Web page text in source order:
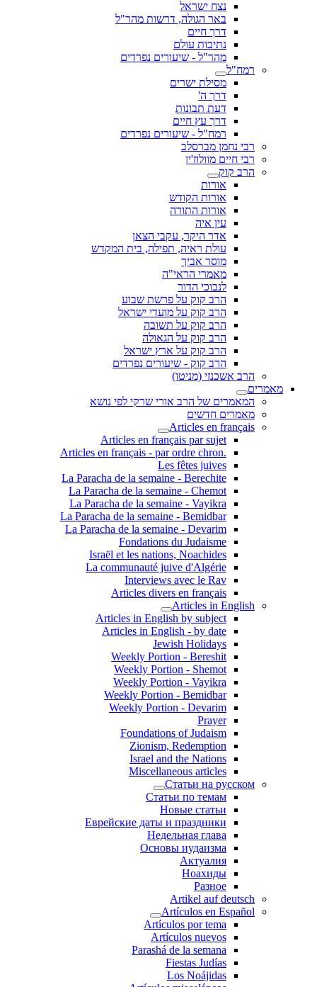
נצח ישראל
באר הגולה, דרשות מהר"ל
דרך חיים
נתיבות עולם
מהר"ל - שיעורים נפרדים
רמח"ל
מסילת ישרים
דרך ה'
דעת תבונות
דרך עץ חיים
רמח"ל - שיעורים נפרדים
רבי נחמן מברסלב
רבי חיים מוולוז'ין
הרב קוק
אורות
אורות הקודש
אורות התורה
עין איה
אדר היקר, עקבי הצאן
עולת ראיה, תפילה, בית המקדש
מוסר אביך
מאמרי הראי"ה
לנבוכי הדור
הרב קוק על פרשת שבוע
הרב קוק על מועדי ישראל
הרב קוק על תשובה
הרב קוק על הגאולה
הרב קוק על ארץ ישראל
הרב קוק - שיעורים נפרדים
הרב אשכנזי (מניטו)
מאמרים
המאמרים של הרב אורי שרקי לפי נושא
מאמרים חדשים
Articles en français
Articles en français par sujet
.Articles en français - par ordre chron
Les fêtes juives
La Paracha de la semaine - Berechite
La Paracha de la semaine - Chemot
La Paracha de la semaine - Vayikra
La Paracha de la semaine - Bemidbar
La Paracha de la semaine - Devarim
Fondations du Judaisme
Israël et les nations, Noachides
La communauté juive d'Algérie
Interviews avec le Rav
Articles divers en français
Articles in English
Articles in English by subject
Articles in English - by date
Jewish Holidays
Weekly Portion - Bereshit
Weekly Portion - Shemot
Weekly Portion - Vayikra
Weekly Portion - Bemidbar
Weekly Portion - Devarim
Prayer
Foundations of Judaism
Zionism, Redemption
Israel and the Nations
Miscellaneous articles
Статьи на русском
Статьи по темам
Новые статьи
Еврейские даты и праздники
Недельная глава
Основы иудаизма
Актуалия
Ноахиды
Разное
Artikel auf deutsch
Artículos en Español
Artículos por tema
Artículos nuevos
Parashá de la semana
Fiestas Judías
Los Noájidas